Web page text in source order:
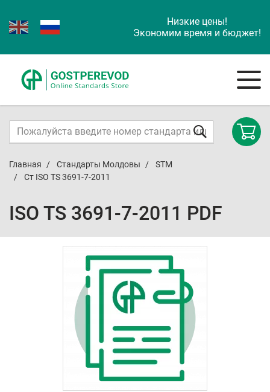
Низкие цены!
Экономим время и бюджет!
Главная Стандарты Молдовы
STM
Ст ISO TS 3691-7-2011
ISO TS 3691-7-2011 PDF